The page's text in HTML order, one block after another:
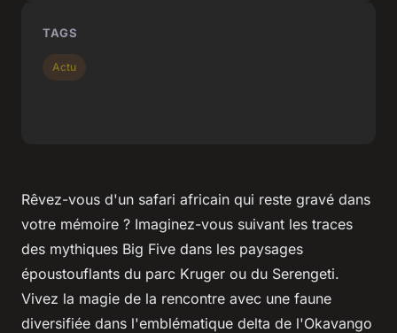
Rêvez-vous d'un safari africain qui reste gravé dans
votre mémoire ? Imaginez-vous suivant les traces
des mythiques Big Five dans les paysages
époustouflants du parc Kruger ou du Serengeti.
Vivez la magie de la rencontre avec une faune
diversifiée dans l'emblématique delta de l'Okavango
TAGS
Actu